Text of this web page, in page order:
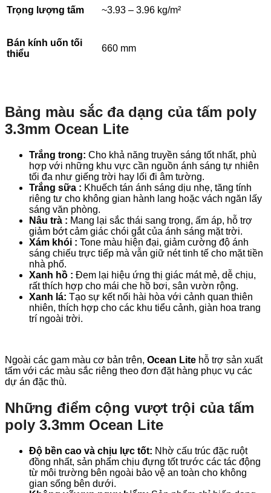
Trọng lượng tấm ~3.93 – 3.96 kg/m²
Bán kính uốn tối
thiểu
660 mm
Bảng màu sắc đa dạng của tấm poly
3.3mm Ocean Lite
Trắng trong: Cho khả năng truyền sáng tốt nhất, phù
hợp với những khu vực cần nguồn ánh sáng tự nhiên
tối đa như giếng trời hay lối đi âm tường.
Trắng sữa : Khuếch tán ánh sáng dịu nhẹ, tăng tính
riêng tư cho không gian hành lang hoặc vách ngăn lấy
sáng văn phòng.
Nâu trà : Mang lại sắc thái sang trọng, ấm áp, hỗ trợ
giảm bớt cảm giác chói gắt của ánh sáng mặt trời.
Xám khói : Tone màu hiện đại, giảm cường độ ánh
sáng chiếu trực tiếp mà vẫn giữ nét tinh tế cho mặt tiền
nhà phố.
Xanh hồ : Đem lại hiệu ứng thị giác mát mẻ, dễ chịu,
rất thích hợp cho mái che hồ bơi, sân vườn rộng.
Xanh lá: Tạo sự kết nối hài hòa với cảnh quan thiên
nhiên, thích hợp cho các khu tiểu cảnh, giàn hoa trang
trí ngoài trời.
Ngoài các gam màu cơ bản trên, Ocean Lite hỗ trợ sản xuất
tấm với các màu sắc riêng theo đơn đặt hàng phục vụ các
dự án đặc thù.
Những điểm cộng vượt trội của tấm
poly 3.3mm Ocean Lite
Độ bền cao và chịu lực tốt: Nhờ cấu trúc đặc ruột
đồng nhất, sản phẩm chịu đựng tốt trước các tác động
từ môi trường bên ngoài bảo vệ an toàn cho không
gian sống bên dưới.